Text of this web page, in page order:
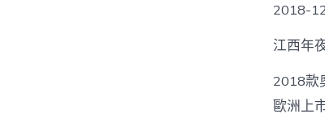
2018-
江西年
2018款
歐洲上